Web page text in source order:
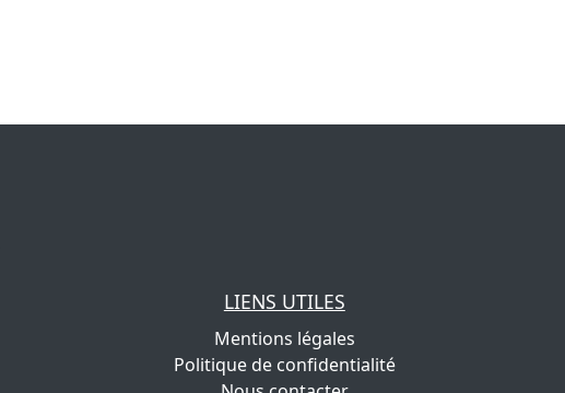
LIENS UTILES
Mentions légales
Politique de confidentialité